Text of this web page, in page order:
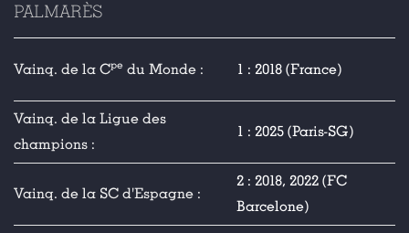
PALMARÈS
Vainq. de la Cpe du Monde : 1 : 2018 (France)
Vainq. de la Ligue des
champions :
1 : 2025 (Paris-SG)
Vainq. de la SC d'Espagne :
2 : 2018, 2022 (FC
Barcelone)